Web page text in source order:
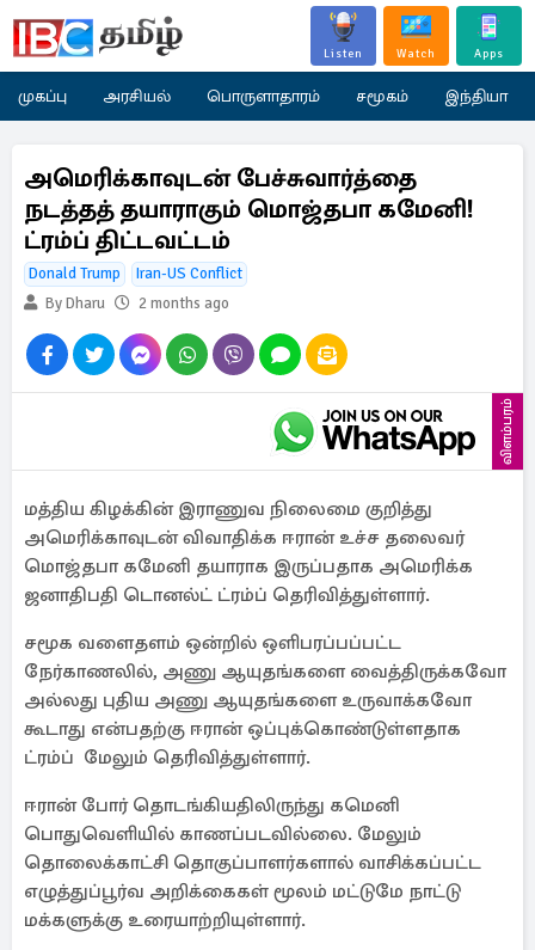
Listen Watch Apps
முகப்பு அரசியல் பொருளாதாரம் சமூகம் இந்தியா
அமெரிக்காவுடன் பேச்சுவார்த்தை
நடத்தத் தயாராகும் மொஜ்தபா கமேனி!
ட்ரம்ப் திட்டவட்டம்
Donald Trump
Iran-US Conflict
By Dharu
2 months ago
விளம்பரம்
மத்திய கிழக்கின் இராணுவ நிலைமை குறித்து
அமெரிக்காவுடன் விவாதிக்க ஈரான் உச்ச தலைவர்
மொஜ்தபா கமேனி தயாராக இருப்பதாக அமெரிக்க
ஜனாதிபதி டொனல்ட் ட்ரம்ப் தெரிவித்துள்ளார்.
சமூக வளைதளம் ஒன்றில் ஒளிபரப்பப்பட்ட
நேர்காணலில், அணு ஆயுதங்களை வைத்திருக்கவோ
அல்லது புதிய அணு ஆயுதங்களை உருவாக்கவோ
கூடாது என்பதற்கு ஈரான் ஒப்புக்கொண்டுள்ளதாக
ட்ரம்ப் மேலும் தெரிவித்துள்ளார்.
ஈரான் போர் தொடங்கியதிலிருந்து கமெனி
பொதுவெளியில் காணப்படவில்லை. மேலும்
தொலைக்காட்சி தொகுப்பாளர்களால் வாசிக்கப்பட்ட
எழுத்துப்பூர்வ அறிக்கைகள் மூலம் மட்டுமே நாட்டு
மக்களுக்கு உரையாற்றியுள்ளார்.